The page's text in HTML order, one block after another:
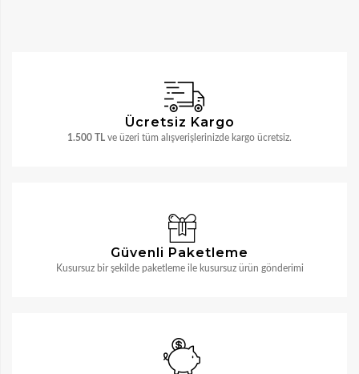
Ücretsiz Kargo
1.500 TL ve üzeri tüm alışverişlerinizde kargo ücretsiz.
Güvenli Paketleme
Kusursuz bir şekilde paketleme ile kusursuz ürün gönderimi